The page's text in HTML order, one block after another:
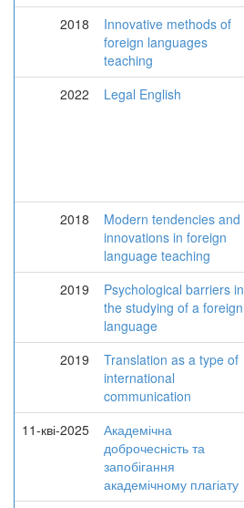
2018
Innovative methods of
foreign languages
teaching
2022 Legal English
2018
Modern tendencies and
innovations in foreign
language teaching
2019
Psychological barriers in
the studying of a foreign
language
2019
Translation as a type of
international
communication
11-кві-2025
Академічна
доброчесність та
запобігання
академічному плагіату